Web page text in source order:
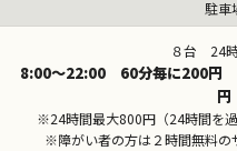
駐車
８台 24
8:00～22:00 60分毎に200
円
※24時間最大800円（24時間を過
※障がい者の方は２時間無料の